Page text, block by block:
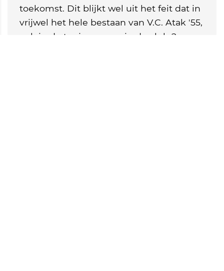
toekomst. Dit blijkt wel uit het feit dat in
vrijwel het hele bestaan van V.C. Atak '55,
ook in de topjaren waarin de club 2e